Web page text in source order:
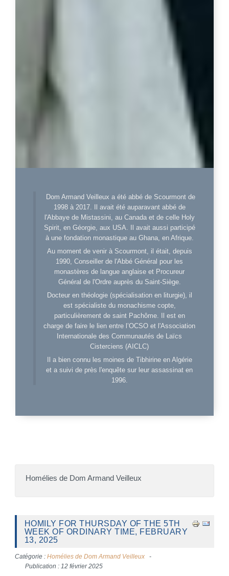
Dom Armand Veilleux a été abbé de Scourmont de
1998 à 2017. Il avait été auparavant abbé de
l'Abbaye de Mistassini, au Canada et de celle Holy
Spirit, en Géorgie, aux USA. Il avait aussi participé
à une fondation monastique au Ghana, en Afrique.
Au moment de venir à Scourmont, il était, depuis
1990, Conseiller de l'Abbé Général pour les
monastères de langue anglaise et Procureur
Général de l'Ordre auprès du Saint-Siège.
Docteur en théologie (spécialisation en liturgie), il
est spécialiste du monachisme copte,
particulièrement de saint Pachôme. Il est en
charge de faire le lien entre l’OCSO et l'Association
Internationale des Communautés de Laïcs
Cisterciens (AICLC)
Il a bien connu les moines de Tibhirine en Algérie
et a suivi de près l'enquête sur leur assassinat en
1996.
Homélies de Dom Armand Veilleux
HOMILY FOR THURSDAY OF THE 5TH
WEEK OF ORDINARY TIME, FEBRUARY
13, 2025
Catégorie : Homélies de Dom Armand Veilleux
Publication : 12 février 2025